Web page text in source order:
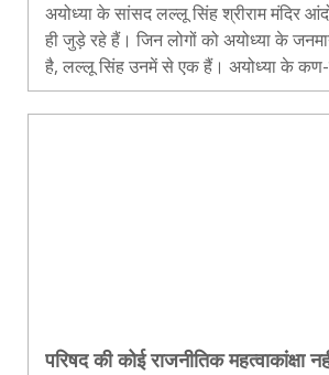
अयोध्या के सांसद लल्लू सिंह श्रीराम मंदिर
ही जुड़े रहे हैं। जिन लोगों को अयोध्या के
है, लल्लू सिंह उनमें से एक हैं। अयोध्या के
परिचय कराने के लिए वे पिछले चार साल से
का आय..
परिषद की कोई राजनीतिक महत्वाकांक्षा